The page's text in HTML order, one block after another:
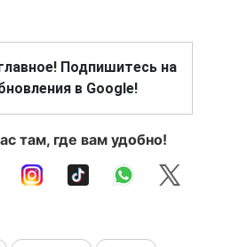
Подпишитесь на
в Google!
там, где вам удобно!